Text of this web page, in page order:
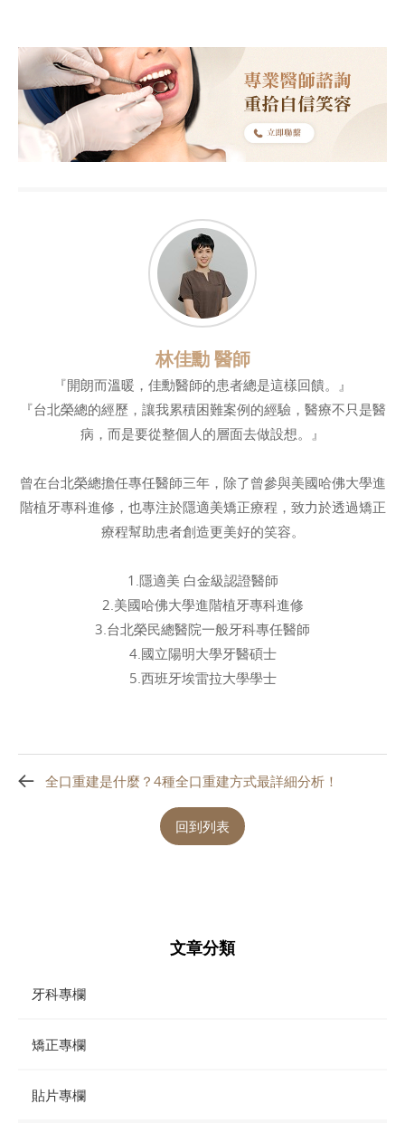
林佳勳 醫師
『開朗而溫暖，佳勳醫師的患者總是這樣回饋。』
『台北榮總的經歷，讓我累積困難案例的經驗，醫療不只是醫
病，而是要從整個人的層面去做設想。』
曾在台北榮總擔任專任醫師三年，除了曾參與美國哈佛大學進
階植牙專科進修，也專注於隱適美矯正療程，致力於透過矯正
療程幫助患者創造更美好的笑容。
1.隱適美 白金級認證醫師
2.美國哈佛大學進階植牙專科進修
3.台北榮民總醫院一般牙科專任醫師
4.國立陽明大學牙醫碩士
5.西班牙埃雷拉大學學士
全口重建是什麼？4種全口重建方式最詳細分析！
回到列表
文章分類
牙科專欄
矯正專欄
貼片專欄